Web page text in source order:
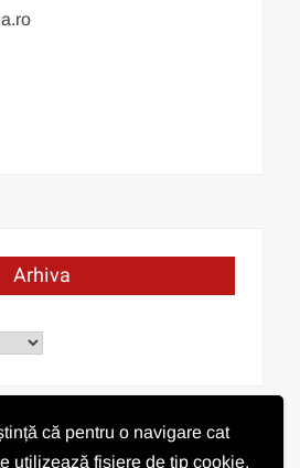
că pentru o navigare cat
utilizează fișiere de tip cookie.
Arhiva